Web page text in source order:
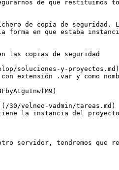
de que
de copia de seguridad.
forma en que estaba
las copias de seguridad
soluciones-y-
extensión .var y como
velneo-vadmin/
la instancia del